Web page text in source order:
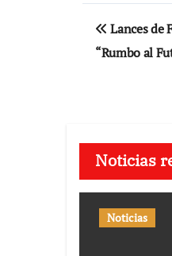
de
Lances de
“Rumbo al
Noticias
Noticias